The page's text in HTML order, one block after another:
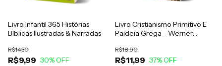
Livro Infantil 365 Histórias
Bíblicas Ilustradas & Narradas
R$9,99
R$14,30
30% OFF
Livro Cristianismo Primitivo E
Paideia Grega - Werner
R$11,99
R$18,90
37% OFF